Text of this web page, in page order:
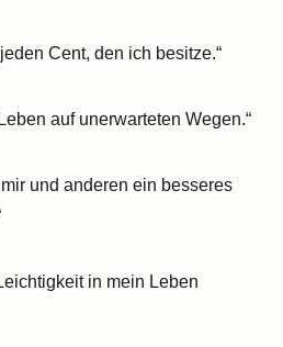
Cent, den ich besitze.“
auf unerwarteten Wegen.“
und anderen ein besseres
in mein Leben